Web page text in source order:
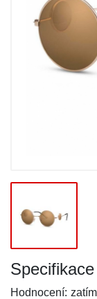
Specifikace
Hodnocení: